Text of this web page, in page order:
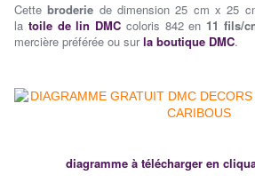
Cettebroderie de dimension 25 cm x 25
la toile de lin DMC coloris 842 en 11 fils/
mercière préférée ou surla boutique DMC.
diagramme à télécharger en